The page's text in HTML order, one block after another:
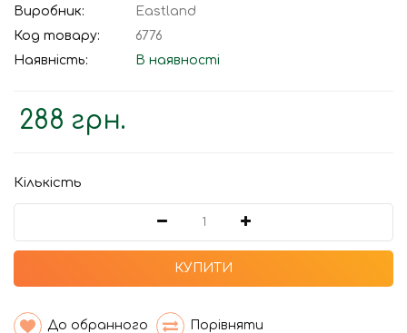
Виробник:
Eastland
Код товару:
6776
Наявність:
В наявності
288 грн.
Кількість
КУПИТИ
До обранного Порівняти